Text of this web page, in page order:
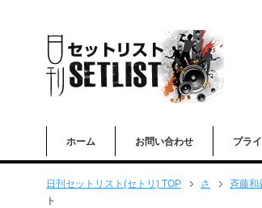
ホーム お問い合わせ プラ
日刊セットリスト(セトリ) TOP さ 斉藤和
ト